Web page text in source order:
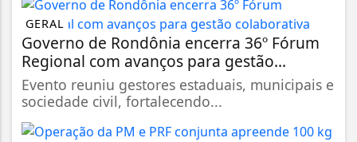
GERAL
Governo de Rondônia encerra 36º Fórum
Regional com avanços para gestão...
Evento reuniu gestores estaduais, municipais e
sociedade civil, fortalecendo...